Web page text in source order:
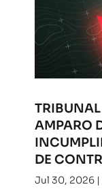
AMPARO
DE
Jul 30, 2026|